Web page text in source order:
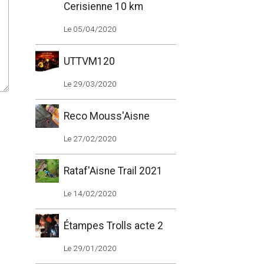
Cerisienne 10 km
Le 05/04/2020
UTTVM120
Le 29/03/2020
Reco Mouss'Aisne
Le 27/02/2020
Rataf'Aisne Trail 2021
Le 14/02/2020
Étampes Trolls acte 2
Le 29/01/2020